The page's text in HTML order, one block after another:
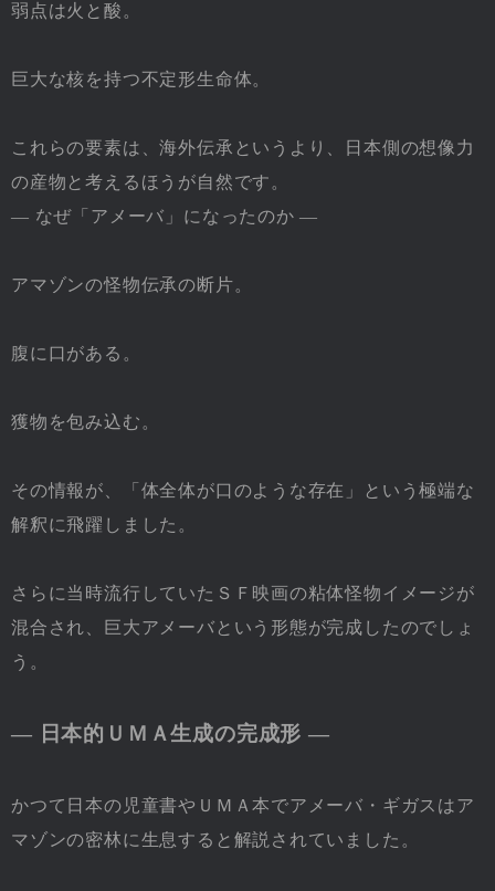
弱点は火と酸。
巨大な核を持つ不定形生命体。
これらの要素は、海外伝承というより、日本側の想像力
の産物と考えるほうが自然です。
― なぜ「アメーバ」になったのか ―
アマゾンの怪物伝承の断片。
腹に口がある。
獲物を包み込む。
その情報が、「体全体が口のような存在」という極端な
解釈に飛躍しました。
さらに当時流行していたＳＦ映画の粘体怪物イメージが
混合され、巨大アメーバという形態が完成したのでしょ
う。
― 日本的ＵＭＡ生成の完成形 ―
かつて日本の児童書やＵＭＡ本でアメーバ・ギガスはア
マゾンの密林に生息すると解説されていました。